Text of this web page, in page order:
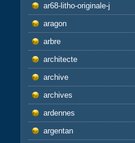
ar68-litho-originale-j
aragon
arbre
architecte
archive
archives
ardennes
argentan